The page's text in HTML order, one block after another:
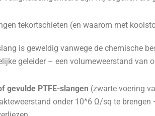
tekortschieten (en waarom met
is geweldig vanwege de chemische
geleider – een volumeweerstand van
gevulde PTFE-slangen (zwarte voering
onder 10^6 Ω/sq te